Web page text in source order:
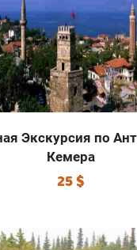
Экскурсия по
Кемера
25 $